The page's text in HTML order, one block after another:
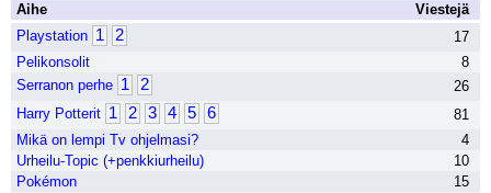
Aihe
Viestejä
Playstation 1 2
17
Pelikonsolit
8
Serranon perhe 1 2
26
Harry Potterit 1 2 3 4 5 6
81
Mikä on lempi Tv ohjelmasi?
4
Urheilu-Topic (+penkkiurheilu)
10
Pokémon
15